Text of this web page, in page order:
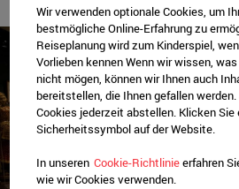
Führungen im Indian
Wir verwenden optionale Cookies, um
bestmögliche Online-Erfahrung zu
Reiseplanung wird zum Kinderspiel,
Vorlieben kennen Wenn wir wissen,
nicht mögen, können wir Ihnen auch
bereitstellen, die Ihnen gefallen
Cookies jederzeit abstellen. Klicken Sie
Sicherheitssymbol auf der Website.
In unseren Cookie-Richtlinieerfahren
wie wir Cookies verwenden.